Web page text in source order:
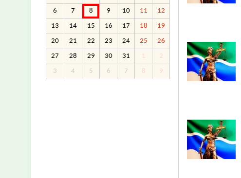
6 7 8 9 10 11 12
13 14 15 16 17 18 19
20 21 22 23 24 25 26
27 28 29 30 31 1 2
3 4 5 6 7 8 9